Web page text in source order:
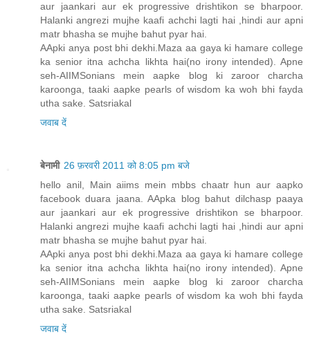
aur jaankari aur ek progressive drishtikon se bharpoor.
Halanki angrezi mujhe kaafi achchi lagti hai ,hindi aur apni
matr bhasha se mujhe bahut pyar hai.
AApki anya post bhi dekhi.Maza aa gaya ki hamare college
ka senior itna achcha likhta hai(no irony intended). Apne
seh-AIIMSonians mein aapke blog ki zaroor charcha
karoonga, taaki aapke pearls of wisdom ka woh bhi fayda
utha sake. Satsriakal
जवाब दें
बेनामी 26 फ़रवरी 2011 को 8:05 pm बजे
hello anil, Main aiims mein mbbs chaatr hun aur aapko
facebook duara jaana. AApka blog bahut dilchasp paaya
aur jaankari aur ek progressive drishtikon se bharpoor.
Halanki angrezi mujhe kaafi achchi lagti hai ,hindi aur apni
matr bhasha se mujhe bahut pyar hai.
AApki anya post bhi dekhi.Maza aa gaya ki hamare college
ka senior itna achcha likhta hai(no irony intended). Apne
seh-AIIMSonians mein aapke blog ki zaroor charcha
karoonga, taaki aapke pearls of wisdom ka woh bhi fayda
utha sake. Satsriakal
जवाब दें